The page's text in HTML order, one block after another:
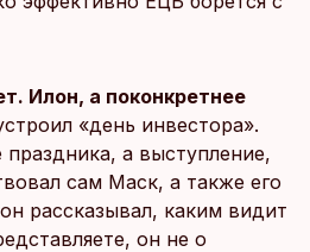
Илон, а поконкретнее
«день инвестора».
а выступление,
сам Маск, а также его
рассказывал, каким видит
он не о